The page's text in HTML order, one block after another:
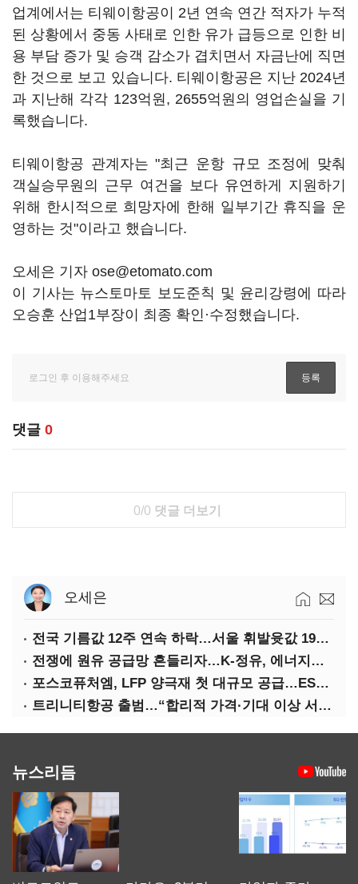
업계에서는 티웨이항공이 2년 연속 연간 적자가 누적
된 상황에서 중동 사태로 인한 유가 급등으로 인한 비
용 부담 증가 및 승객 감소가 겹치면서 자금난에 직면
한 것으로 보고 있습니다. 티웨이항공은 지난 2024년
과 지난해 각각 123억원, 2655억원의 영업손실을 기
록했습니다.
티웨이항공 관계자는 "최근 운항 규모 조정에 맞춰
객실승무원의 근무 여건을 보다 유연하게 지원하기
위해 한시적으로 희망자에 한해 일부기간 휴직을 운
영하는 것"이라고 했습니다.
오세은 기자 ose@etomato.com
이 기사는 뉴스토마토 보도준칙 및 윤리강령에 따라
오승훈 산업1부장이 최종 확인·수정했습니다.
댓글 0
0/0 댓글 더보기
오세은
전국 기름값 12주 연속 하락…서울 휘발윳값 1909원
전쟁에 원유 공급망 흔들리자…K-정유, 에너지안보 핵심으로 재부상
포스코퓨처엠, LFP 양극재 첫 대규모 공급…ESS 시장 공략
트리니티항공 출범…“합리적 가격·기대 이상 서비스로 승부”
뉴스리듬